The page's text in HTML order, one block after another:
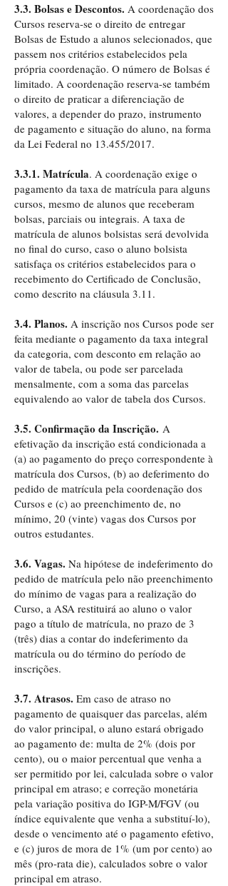
3.3. Bolsas e Descontos. A coordenação dos
Cursos reserva-se o direito de entregar
Bolsas de Estudo a alunos selecionados, que
passem nos critérios estabelecidos pela
própria coordenação. O número de Bolsas é
limitado. A coordenação reserva-se também
o direito de praticar a diferenciação de
valores, a depender do prazo, instrumento
de pagamento e situação do aluno, na forma
da Lei Federal no 13.455/2017.
3.3.1. Matrícula. A coordenação exige o
pagamento da taxa de matrícula para alguns
cursos, mesmo de alunos que receberam
bolsas, parciais ou integrais. A taxa de
matrícula de alunos bolsistas será devolvida
no final do curso, caso o aluno bolsista
satisfaça os critérios estabelecidos para o
recebimento do Certificado de Conclusão,
como descrito na cláusula 3.11.
3.4. Planos. A inscrição nos Cursos pode ser
feita mediante o pagamento da taxa integral
da categoria, com desconto em relação ao
valor de tabela, ou pode ser parcelada
mensalmente, com a soma das parcelas
equivalendo ao valor de tabela dos Cursos.
3.5. Confirmação da Inscrição. A
efetivação da inscrição está condicionada a
(a) ao pagamento do preço correspondente à
matrícula dos Cursos, (b) ao deferimento do
pedido de matrícula pela coordenação dos
Cursos e (c) ao preenchimento de, no
mínimo, 20 (vinte) vagas dos Cursos por
outros estudantes.
3.6. Vagas. Na hipótese de indeferimento do
pedido de matrícula pelo não preenchimento
do mínimo de vagas para a realização do
Curso, a ASA restituirá ao aluno o valor
pago a título de matrícula, no prazo de 3
(três) dias a contar do indeferimento da
matrícula ou do término do período de
inscrições.
3.7. Atrasos. Em caso de atraso no
pagamento de quaisquer das parcelas, além
do valor principal, o aluno estará obrigado
ao pagamento de: multa de 2% (dois por
cento), ou o maior percentual que venha a
ser permitido por lei, calculada sobre o valor
principal em atraso; e correção monetária
pela variação positiva do IGP-M/FGV (ou
índice equivalente que venha a substituí-lo),
desde o vencimento até o pagamento efetivo,
e (c) juros de mora de 1% (um por cento) ao
mês (pro-rata die), calculados sobre o valor
principal em atraso.